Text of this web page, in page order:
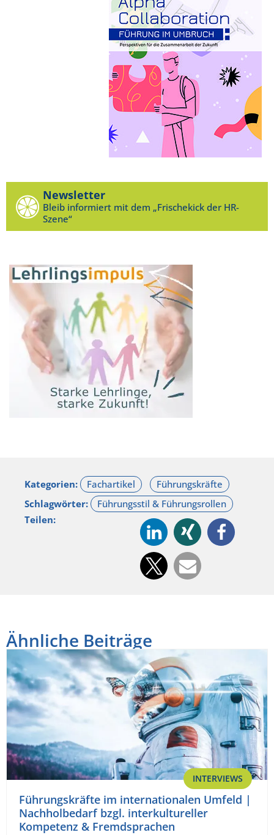
Newsletter
Bleib informiert mit dem „Frischekick der HR-
Szene“
Kategorien:
Schlagwörter:
Teilen:
Ähnliche Beiträge
INTERVIEWS
Führungskräfte im internationalen Umfeld |
Nachholbedarf bzgl. interkultureller
Kompetenz & Fremdsprachen